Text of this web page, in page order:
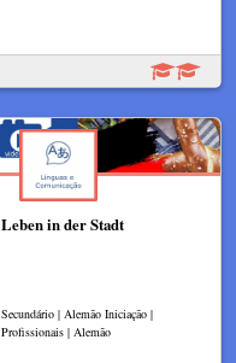
Leben in der Stadt
Secundário | Alemão Iniciação |
Profissionais | Alemão